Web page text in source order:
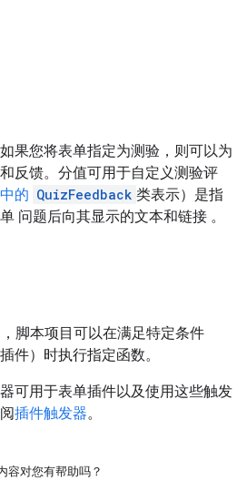
果您将表单指定为测验，则可以为
反馈。分值可用于自定义测验评
的 QuizFeedback 类表示）是指
问题后向其显示的文本和链接 。
，脚本项目可以在满足特定条件
件）时执行指定函数。
可用于表单插件以及使用这些触发
插件触发器。
容对您有帮助吗？